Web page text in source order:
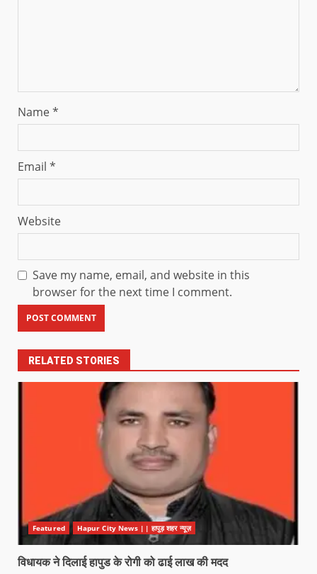
Name*
Email *
Website
Save my name, email, and website in this
browser for the next time I comment.
RELATED STORIES
Featured Hapur City News || हापुड़ शहर न्यूज़
विधायक ने दिलाई हापुड के रोगी को ढाई लाख की मदद